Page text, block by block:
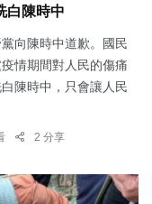
白陳時中
向陳時中道歉。國民
情期間對人民的傷痛
陳時中，只會讓人民
2 分享